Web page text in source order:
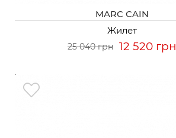
MARC CAIN
Жилет
25 040 грн 12 520 грн